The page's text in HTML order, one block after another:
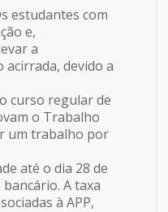
estudantes com
e,
a
acirrada, devido a
curso regular de
o Trabalho
um trabalho por
até o dia 28 de
A taxa
à APP,